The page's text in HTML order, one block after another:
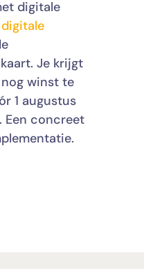
digitale
Je krijgt
winst te
1 augustus
Een concreet